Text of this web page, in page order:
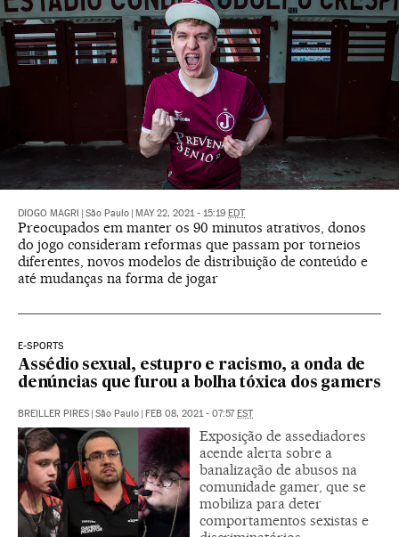
DIOGO MAGRI São Paulo MAY 22, 2021 - 15:19 EDT
Preocupados em manter os 90 minutos atrativos, donos
do jogo consideram reformas que passam por torneios
diferentes, novos modelos de distribuição de conteúdo e
até mudanças na forma de jogar
E-SPORTS
Assédio sexual, estupro e racismo, a onda de
denúncias que furou a bolha tóxica dos gamers
BREILLER PIRES São Paulo FEB 08, 2021 - 07:57 EST
Exposição de assediadores
acende alerta sobre a
banalização de abusos na
comunidade gamer, que se
mobiliza para deter
comportamentos sexistas e